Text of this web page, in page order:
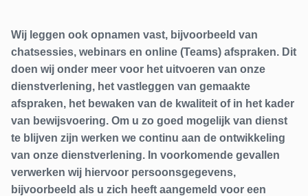
Wij leggen ook opnamen vast, bijvoorbeeld van
chatsessies, webinars en online (Teams) afspraken. Dit
doen wij onder meer voor het uitvoeren van onze
dienstverlening, het vastleggen van gemaakte
afspraken, het bewaken van de kwaliteit of in het kader
van bewijsvoering. Om u zo goed mogelijk van dienst
te blijven zijn werken we continu aan de ontwikkeling
van onze dienstverlening. In voorkomende gevallen
verwerken wij hiervoor persoonsgegevens,
bijvoorbeeld als u zich heeft aangemeld voor een